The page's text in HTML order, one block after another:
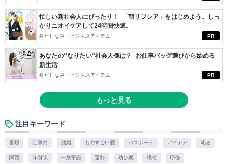
PR
忙しい新社会人にぴったり！ 「朝リフレア」をはじめよう。しっ
かりニオイケアして24時間快適。
身だしなみ・ビジネスアイテム
PR
あなたの“なりたい”社会人像は？ お仕事バッグ選びから始める
新生活
身だしなみ・ビジネスアイテム
もっと見る
注目キーワード
書類 仕事力 結婚 ものすごい愛 パスポート アイデア 叱る
関西 年賀状 一般常識 運勢 幼少期 職種 研修